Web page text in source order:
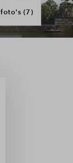
foto's (7)